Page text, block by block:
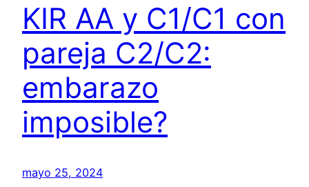
KIR AA y C1/C1 con
pareja C2/C2:
embarazo
imposible?
mayo 25, 2024